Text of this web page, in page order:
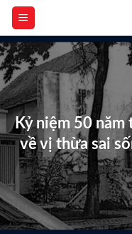
Skip
content
Kỷ niệm 50
về vị thừa sai